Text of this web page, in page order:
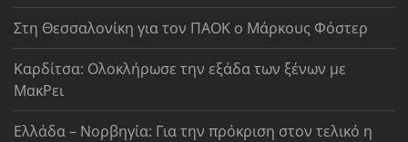
Στη Θεσσαλονίκη για τον ΠΑΟΚ ο Μάρκους Φόστερ
Καρδίτσα: Ολοκλήρωσε την εξάδα των ξένων με
ΜακΡει
Ελλάδα – Νορβηγία: Για την πρόκριση στον τελικό η